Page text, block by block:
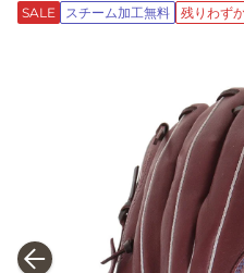
SALE スチーム加工無料 残りわず